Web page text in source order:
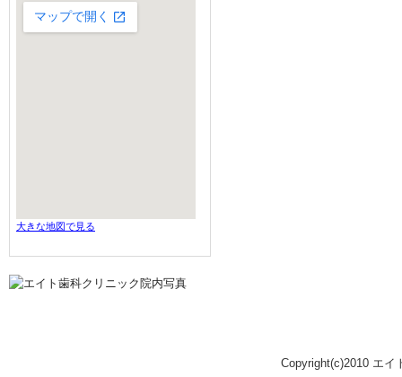
大きな地図で見る
Copyright(c)2010 エイ